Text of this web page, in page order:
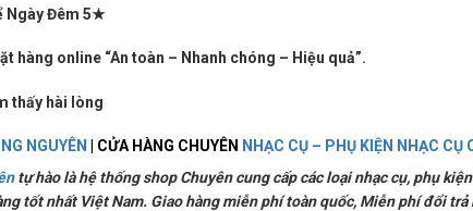
Ngày Đêm 5★
hàng online “An toàn – Nhanh chóng – Hiệu quả”.
thấy hài lòng
NGUYÊN | CỬA HÀNG CHUYÊN NHẠC CỤ – PHỤ KIỆN NHẠC CỤ
tự hào là hệ thống shop Chuyên cung cấp các loại nhạc cụ, phụ
tốt nhất Việt Nam. Giao hàng miễn phí toàn quốc, Miễn phí đổi trả